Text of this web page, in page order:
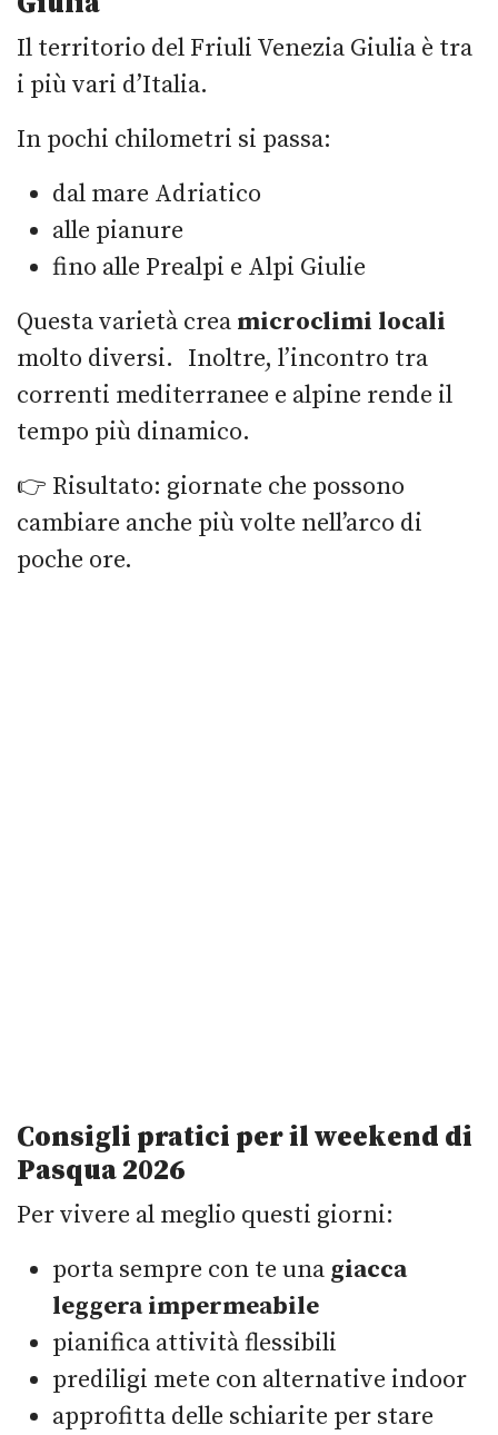
Il territorio del Friuli Venezia Giulia è tra
i più vari d’Italia.
In pochi chilometri si passa:
dal mare Adriatico
alle pianure
fino alle Prealpi e Alpi Giulie
Questa varietà crea microclimi locali
molto diversi. Inoltre, l’incontro tra
correnti mediterranee e alpine rende il
tempo più dinamico.
👉 Risultato: giornate che possono
cambiare anche più volte nell’arco di
poche ore.
Consigli pratici per il weekend di
Pasqua 2026
Per vivere al meglio questi giorni:
porta sempre con te una giacca
leggera impermeabile
pianifica attività flessibili
prediligi mete con alternative indoor
approfitta delle schiarite per stare